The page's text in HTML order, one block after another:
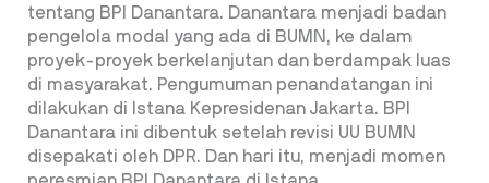
tentang BPI Danantara. Danantara menjadi badan
pengelola modal yang ada di BUMN, ke dalam
proyek-proyek berkelanjutan dan berdampak luas
di masyarakat. Pengumuman penandatangan ini
dilakukan di Istana Kepresidenan Jakarta. BPI
Danantara ini dibentuk setelah revisi UU BUMN
disepakati oleh DPR. Dan hari itu, menjadi momen